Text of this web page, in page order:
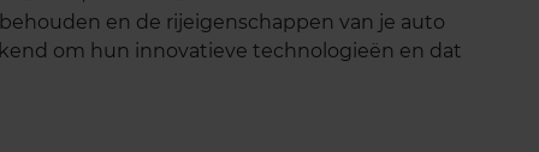
en de rijeigenschappen van je auto
om hun innovatieve technologieën en dat